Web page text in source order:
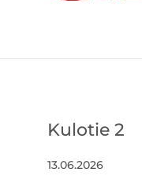
Kulotie 2
13.06.2026